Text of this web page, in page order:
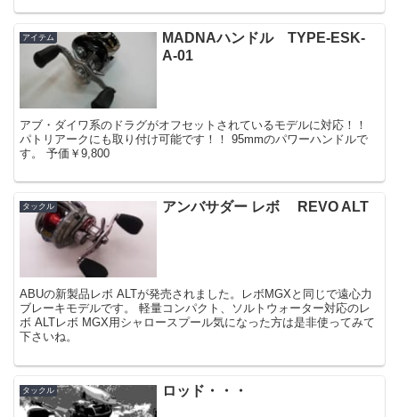
アイテム
MADNAハンドル TYPE-ESK-
A-01
アブ・ダイワ系のドラグがオフセットされているモデルに対応！！
パトリアークにも取り付け可能です！！ 95mmのパワーハンドルで
す。 予価￥9,800
タックル アンバサダー レボ REVO ALT
ABUの新製品レボ ALTが発売されました。レボMGXと同じで遠心力
ブレーキモデルです。 軽量コンパクト、ソルトウォーター対応のレ
ボ ALTレボ MGX用シャロースプール気になった方は是非使ってみて
下さいね。
タックル ロッド・・・